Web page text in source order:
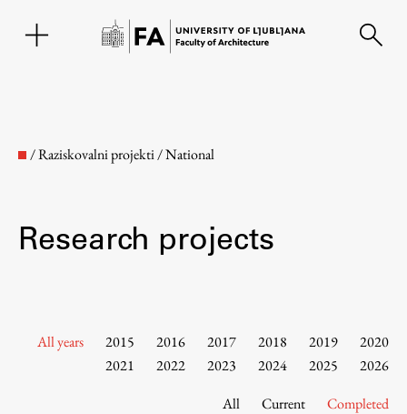
Faculty
/Raziskovalni projekti/National
Research projects
All years 2015 2016 2017 2018 2019
2020
2021
2022 2023 2024 2025
2026
All
Current
Completed